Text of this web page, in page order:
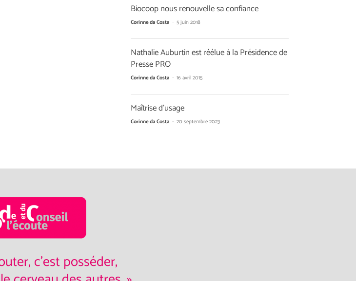
Biocoop nous renouvelle sa confiance
Corinne da Costa - 5 juin 2018
Nathalie Auburtin est réélue à la Présidence de
Presse PRO
Corinne da Costa - 16 avril 2015
Maîtrise d’usage
Corinne da Costa - 20 septembre 2023
c'est posséder,